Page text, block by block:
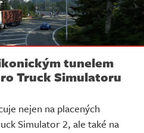
tunelem
Truck Simulatoru
nejen na placených
Simulator 2, ale také na